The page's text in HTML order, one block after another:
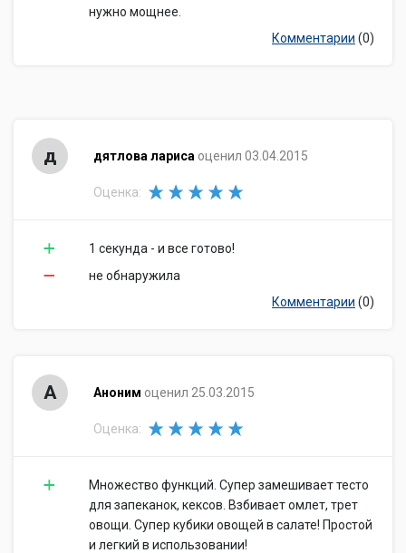
нужно мощнее.
Комментарии (0)
д дятлова лариса оценил 03.04.2015
Оценка:
1 секунда - и все готово!
не обнаружила
Комментарии (0)
А Аноним оценил 25.03.2015
Оценка:
Множество функций. Супер замешивает тесто
для запеканок, кексов. Взбивает омлет, трет
овощи. Супер кубики овощей в салате! Простой
и легкий в использовании!